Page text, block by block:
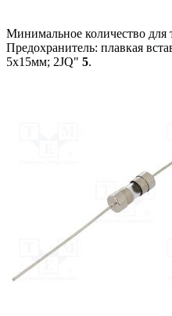
Минимальное количество для
Предохранитель: плавкая
5x15мм; 2JQ" 5.